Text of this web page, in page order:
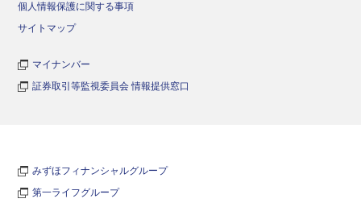
個人情報保護に関する事項
サイトマップ
マイナンバー
証券取引等監視委員会 情報提供窓口
みずほフィナンシャルグループ
第一ライフグループ